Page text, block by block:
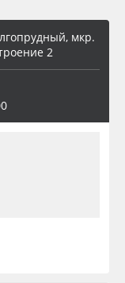
мкр.
2